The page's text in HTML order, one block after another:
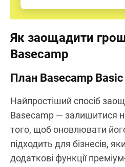
Як заощадити
Basecamp
План Basecamp Basic
Найпростіший спосіб
Basecamp — залишитися
того, щоб оновлювати
підходить для бізнесів,
додаткові функції